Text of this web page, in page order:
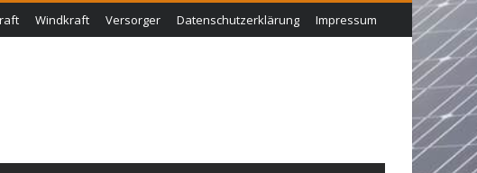
Windkraft Versorger Datenschutzerklärung Impressum